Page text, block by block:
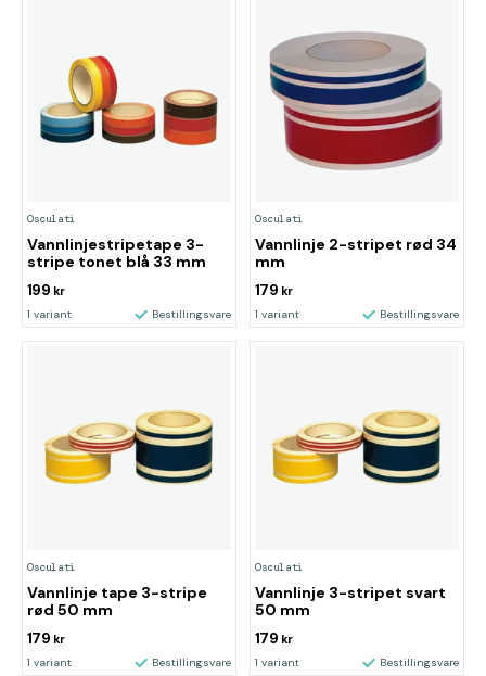
Osculati
Vannlinjestripetape 3-
stripe tonet blå 33 mm
199 kr
1 variant Bestillingsvare
Osculati
Vannlinje 2-stripet rød 34
mm
179 kr
1 variant Bestillingsvare
Osculati
Vannlinje tape 3-stripe
rød 50 mm
179 kr
1 variant Bestillingsvare
Osculati
Vannlinje 3-stripet svart
50 mm
179 kr
1 variant Bestillingsvare